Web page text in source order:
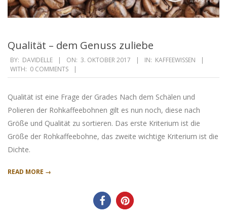
Qualität – dem Genuss zuliebe
2017-
10-
BY: DAVIDELLE ON: 3. OKTOBER 2017 IN: KAFFEEWISSEN
WITH: 0 COMMENTS
Qualität ist eine Frage der Grades Nach dem Schälen und
Polieren der Rohkaffeebohnen gilt es nun noch, diese nach
Größe und Qualität zu sortieren. Das erste Kriterium ist die
Größe der Rohkaffeebohne, das zweite wichtige Kriterium ist die
Dichte.
READ MORE →